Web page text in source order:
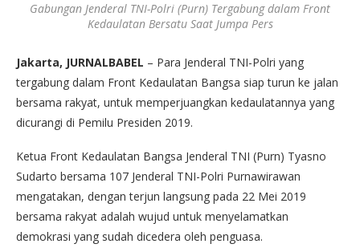
Gabungan Jenderal TNI-Polri (Purn) Tergabung dalam Front
Kedaulatan Bersatu Saat Jumpa Pers
Jakarta, JURNALBABEL – Para Jenderal TNI-Polri yang
tergabung dalam Front Kedaulatan Bangsa siap turun ke jalan
bersama rakyat, untuk memperjuangkan kedaulatannya yang
dicurangi di Pemilu Presiden 2019.
Ketua Front Kedaulatan Bangsa Jenderal TNI (Purn) Tyasno
Sudarto bersama 107 Jenderal TNI-Polri Purnawirawan
mengatakan, dengan terjun langsung pada 22 Mei 2019
bersama rakyat adalah wujud untuk menyelamatkan
demokrasi yang sudah dicedera oleh penguasa.